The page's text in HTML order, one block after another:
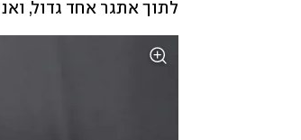
לתוך אתגר אחד גדול,